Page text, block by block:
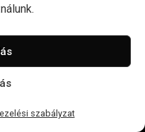
szabályzat
szabályzat